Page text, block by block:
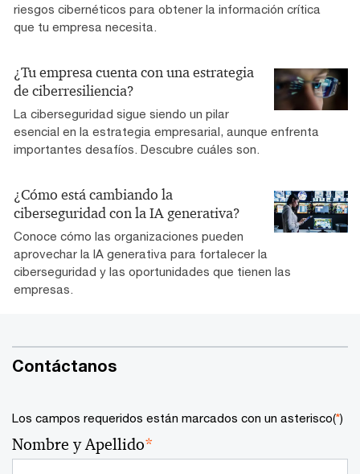
riesgos cibernéticos para obtener la información crítica
que tu empresa necesita.
¿Tu empresa cuenta con una estrategia
de ciberresiliencia?
La ciberseguridad sigue siendo un pilar
esencial en la estrategia empresarial, aunque enfrenta
importantes desafíos. Descubre cuáles son.
¿Cómo está cambiando la
ciberseguridad con la IA generativa?
Conoce cómo las organizaciones pueden
aprovechar la IA generativa para fortalecer la
ciberseguridad y las oportunidades que tienen las
empresas.
Contáctanos
Los campos requeridos están marcados con un asterisco(*)
Nombre y Apellido*